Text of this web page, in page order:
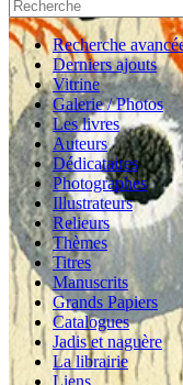
Recherche
Derniers ajouts
Vitrine
Galerie / Photos
Les livres
Auteurs
Dédicataires
Photographes
Illustrateurs
Relieurs
Thèmes
Titres
Manuscrits
Grands Papiers
Catalogues
Jadis et naguère
La librairie
Liens